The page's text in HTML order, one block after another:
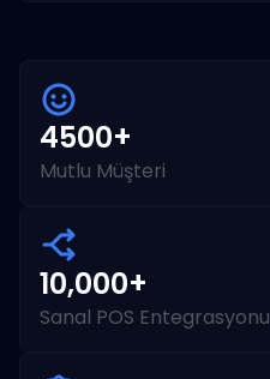
4500+
Mutlu Müşteri
10,000+
Sanal POS Entegrasyonu